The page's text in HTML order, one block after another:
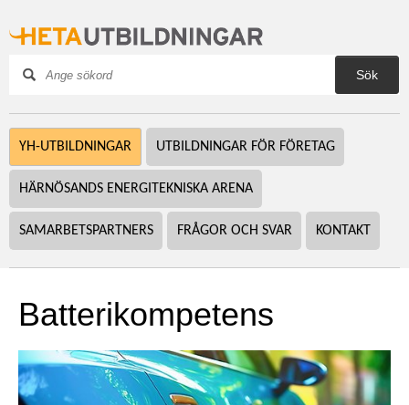
YH-UTBILDNINGAR UTBILDNINGAR FÖR FÖRETAG
HÄRNÖSANDS ENERGITEKNISKA ARENA
SAMARBETSPARTNERS FRÅGOR OCH SVAR KONTAKT
Batterikompetens